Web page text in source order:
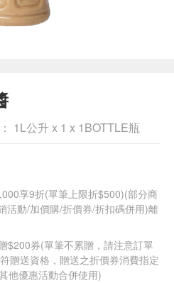
1L公升 x 1 x 1BOTTLE瓶
享9折(單筆上限折$500)(部分商
活動/加價購/折價券/折扣碼併用)離
$200券(單筆不累贈，請注意訂單
贈送資格，贈送之折價券消費指定
他優惠活動合併使用)